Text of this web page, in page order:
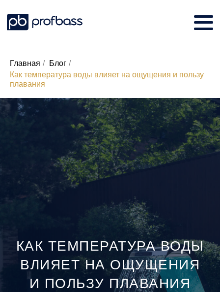
Заказать звонок
Главная / Блог /
Как температура воды влияет на ощущения и пользу
плавания
КАК ТЕМПЕРАТУРА ВОДЫ
ВЛИЯЕТ НА ОЩУЩЕНИЯ
И ПОЛЬЗУ ПЛАВАНИЯ